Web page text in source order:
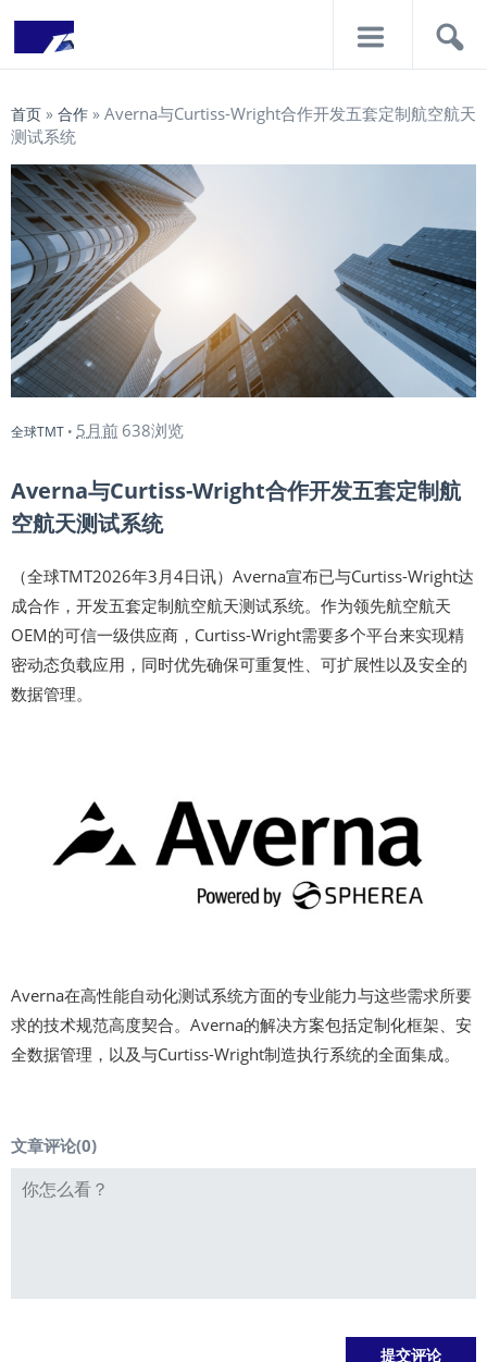
首页 » 合作 » Averna与Curtiss-Wright合作开发五套定制航空航天
测试系统
全球TMT • 5月前 638浏览
Averna与Curtiss-Wright合作开发五套定制航
空航天测试系统
（全球TMT2026年3月4日讯）Averna宣布已与Curtiss-Wright达
成合作，开发五套定制航空航天测试系统。作为领先航空航天
OEM的可信一级供应商，Curtiss-Wright需要多个平台来实现精
密动态负载应用，同时优先确保可重复性、可扩展性以及安全的
数据管理。
Averna在高性能自动化测试系统方面的专业能力与这些需求所要
求的技术规范高度契合。Averna的解决方案包括定制化框架、安
全数据管理，以及与Curtiss-Wright制造执行系统的全面集成。
文章评论(0)